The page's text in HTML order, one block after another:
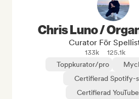
Chris Luno /
Curator För
133k
125.1k
Toppkurator/pro
Certifierad Spotify-
Certifierad